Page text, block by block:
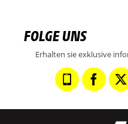
FOLGE UNS
Erhalten sie exklusive